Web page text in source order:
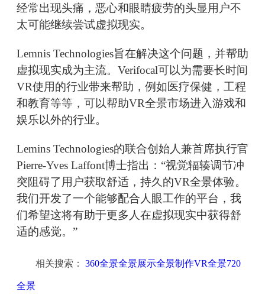
经常出现头痛，恶心和眼睛疲劳的头显用户不
太可能继续尝试虚拟现实。
Lemnis Technologies旨在解决这个问题，并帮助
虚拟现实成为主流。Verifocal可以为需要长时间
VR使用的行业带来帮助，例如医疗保健，工程
和教育等等，可以帮助VR全景市场进入游戏和
娱乐以外的行业。
Lemins Technologies的联合创始人兼首席执行官
Pierre-Yves Laffont博士指出：“视觉辐辏调节冲
突阻碍了用户获取舒适，持久的VR全景体验。
我们开发了一个能够配合人眼工作的平台，我
们希望这将有助于更多人在虚拟现实中获得舒
适的感觉。”
相关搜索： 360全景全景展示全景制作VR全景720
全景